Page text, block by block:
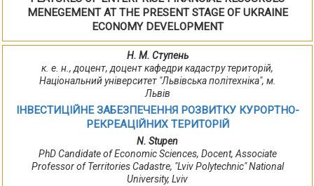
MENEGEMENT AT THE PRESENT STAGE OF UKRAINE
ECONOMY DEVELOPMENT
Н. М. Ступень
к. е. н., доцент, доцент кафедри кадастру територій,
Національний університет "Львівська політехніка", м.
Львів
ІНВЕСТИЦІЙНЕ ЗАБЕЗПЕЧЕННЯ РОЗВИТКУ КУРОРТНО-
РЕКРЕАЦІЙНИХ ТЕРИТОРІЙ
N. Stupen
PhD Candidate of Economic Sciences, Docent, Associate
Professor of Territories Cadastre, "Lviv Polytechnic" National
University, Lviv